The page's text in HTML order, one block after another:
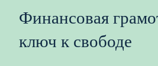
Финансовая
ключ к свободе